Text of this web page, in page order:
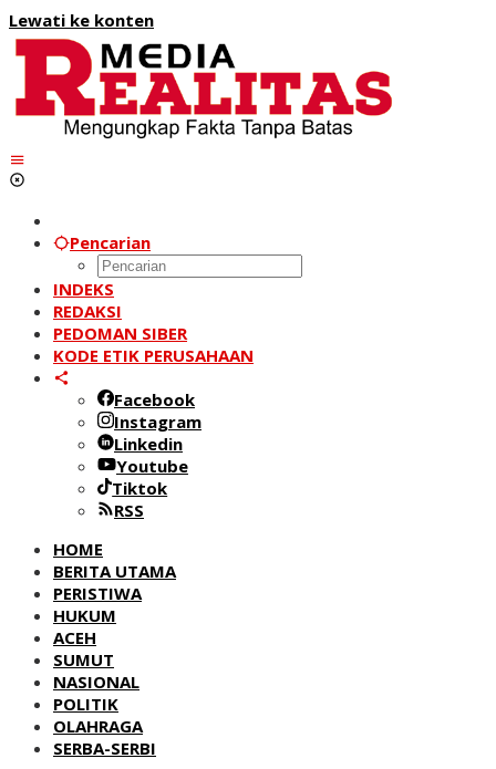
Lewati ke konten
Pencarian
INDEKS
REDAKSI
PEDOMAN SIBER
KODE ETIK PERUSAHAAN
Facebook
Instagram
Linkedin
Youtube
Tiktok
RSS
HOME
BERITA UTAMA
PERISTIWA
HUKUM
ACEH
SUMUT
NASIONAL
POLITIK
OLAHRAGA
SERBA-SERBI